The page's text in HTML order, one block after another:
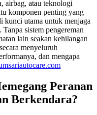
airbag, atau teknologi
komponen penting yang
kunci utama untuk menjaga
. Tanpa sistem pengereman
lain seakan kehilangan
menyeluruh
dan mengapa
Peranan
Berkendara?